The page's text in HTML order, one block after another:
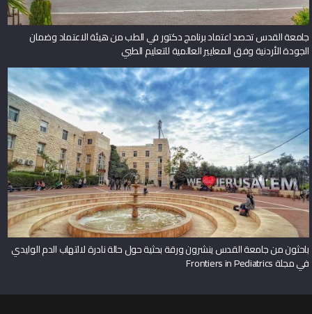
جامعة القدس تحصد اعتماد برنامج دكتور في الطب من هيئة الاعتماد وضمان
الجودة الأردنية وفق المعايير العالمية للتعليم الطبي
باحثون من جامعة القدس ينشرون ورقة بحثية حول حالة نادرة لالتهاب الدم الوليدي
في مجلة Frontiers in Pediatrics